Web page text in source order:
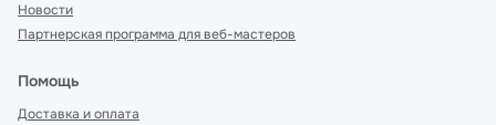
Новости
Партнерская программа для веб-мастеров
Помощь
Доставка и оплата